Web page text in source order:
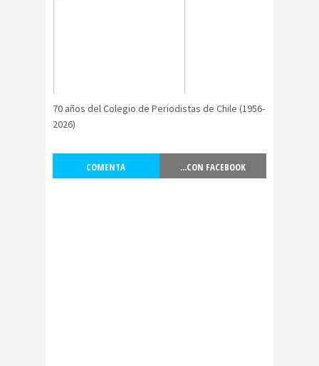
Triunfo
a
Arica
Parinacota
vivo
asamble
Asamblea
70 años del Colegio de Periodistas de Chile (1956-
2026)
COMENTA ...CON FACEBOOK